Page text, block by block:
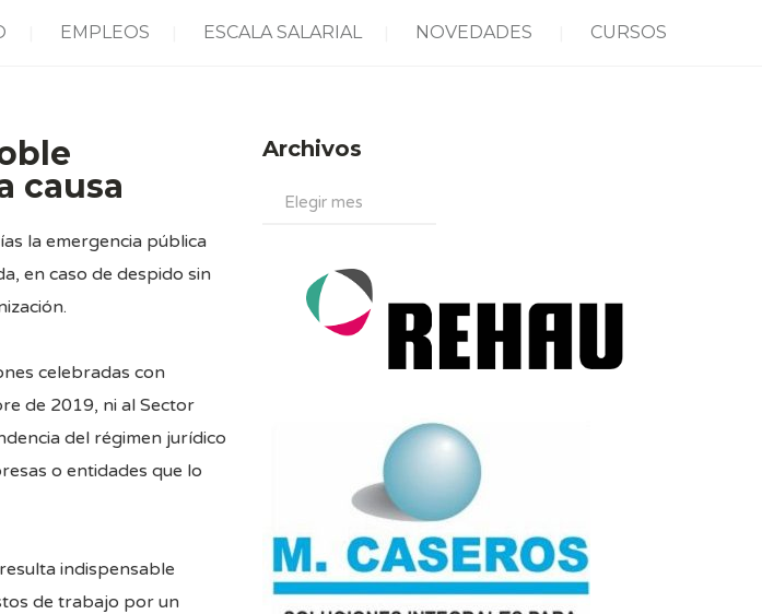
EMPLEOS ESCALA SALARIAL NOVEDADES CURSOS
causa
la emergencia pública
en caso de despido sin
celebradas con
de 2019, ni al Sector
del régimen jurídico
o entidades que lo
indispensable
de trabajo por un
Archivos
Archivos